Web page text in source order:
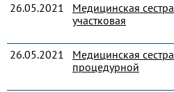
26.05.2021
Медицинская сестра
участковая
26.05.2021
Медицинская сестра
процедурной